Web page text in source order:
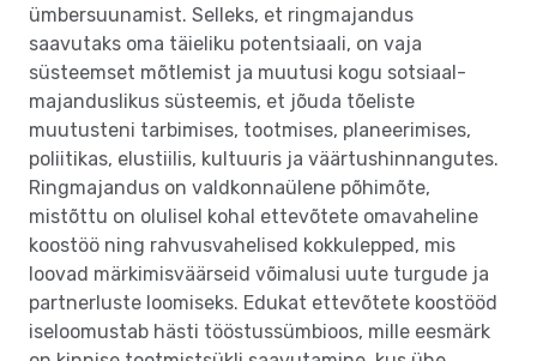
ümbersuunamist. Selleks, et ringmajandus
saavutaks oma täieliku potentsiaali, on vaja
süsteemset mõtlemist ja muutusi kogu sotsiaal-
majanduslikus süsteemis, et jõuda tõeliste
muutusteni tarbimises, tootmises, planeerimises,
poliitikas, elustiilis, kultuuris ja väärtushinnangutes.
Ringmajandus on valdkonnaülene põhimõte,
mistõttu on olulisel kohal ettevõtete omavaheline
koostöö ning rahvusvahelised kokkulepped, mis
loovad märkimisväärseid võimalusi uute turgude ja
partnerluste loomiseks. Edukat ettevõtete koostööd
iseloomustab hästi tööstussümbioos, mille eesmärk